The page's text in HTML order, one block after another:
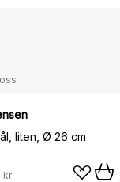
liten, Ø 26 cm
kr